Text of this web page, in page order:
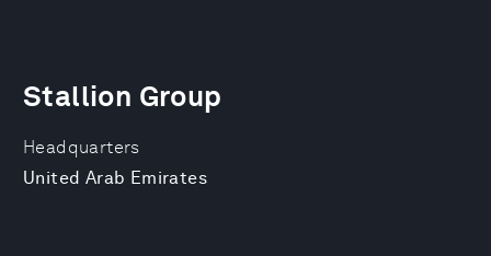
Headquarters
United Arab Emirates
Stallion Group